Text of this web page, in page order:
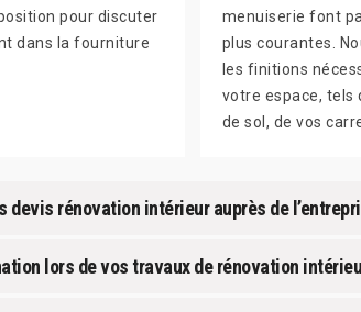
pour discuter
dans la fourniture
menuiserie font
plus courantes.
les finitions
votre espace, tels
de sol, de vos
devis rénovation intérieur auprès de
lors de vos travaux de rénovation